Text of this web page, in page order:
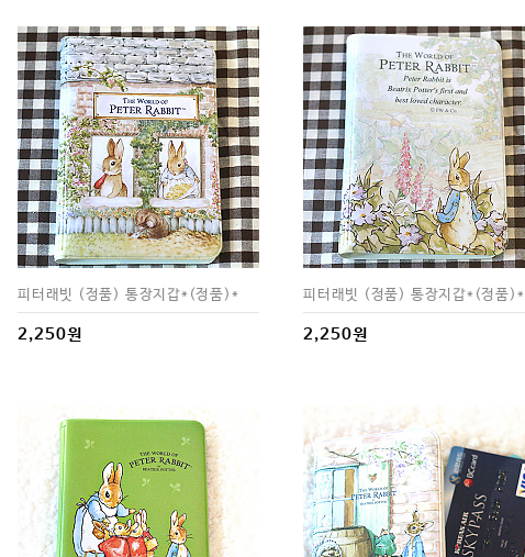
피터래빗 (정품) 통장지갑*(정품)*
2,250원
피터래빗 (정품) 통장지갑*(정품)*
2,250원